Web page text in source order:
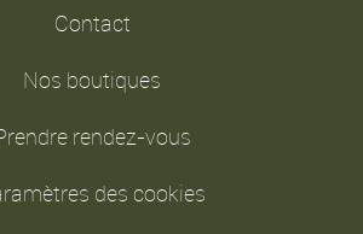
Contact
Nos boutiques
rendez-vous
des cookies